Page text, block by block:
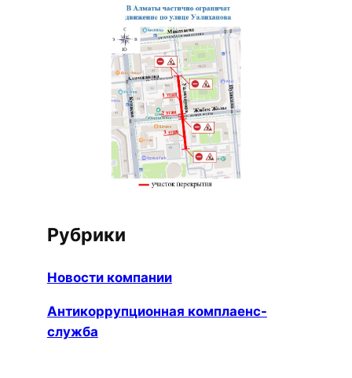
Рубрики
Новости компании
Антикоррупционная комплаенс-
служба